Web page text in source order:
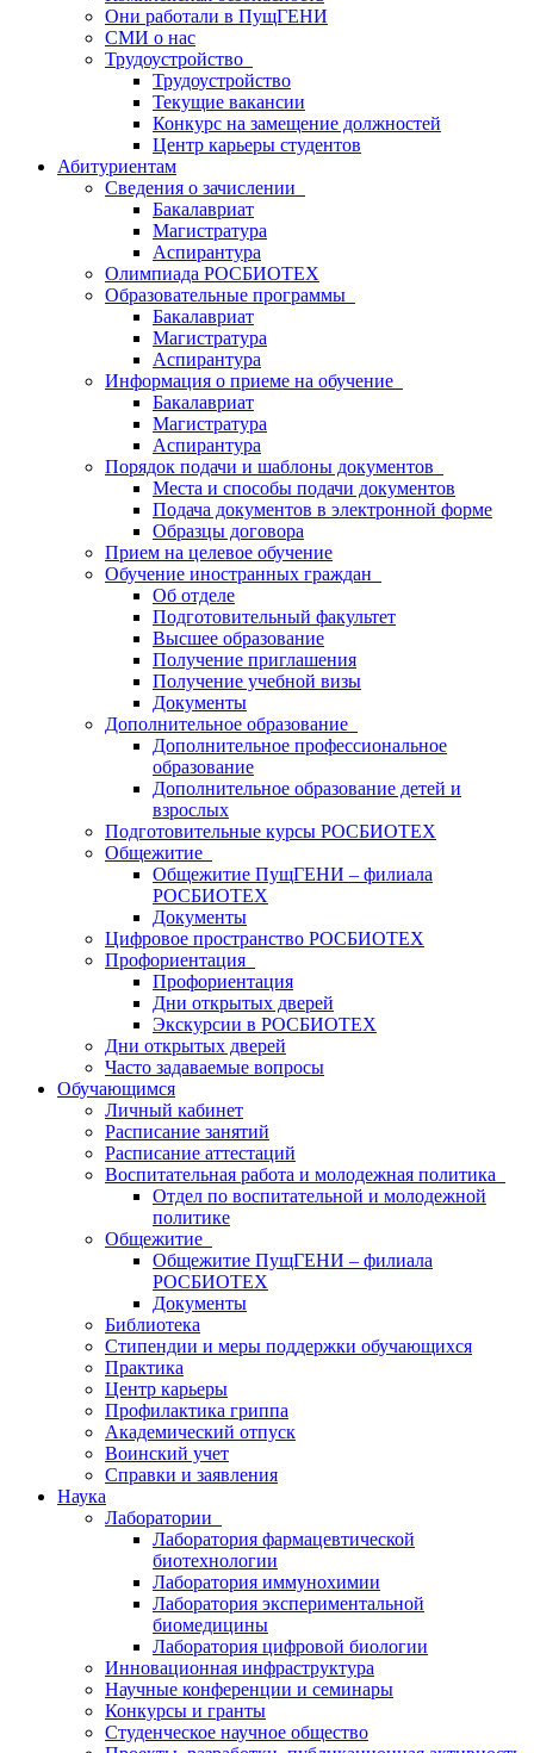
Они работали в ПущГЕНИ
СМИ о нас
Трудоустройство
Трудоустройство
Текущие вакансии
Конкурс на замещение должностей
Центр карьеры студентов
Абитуриентам
Сведения о зачислении
Бакалавриат
Магистратура
Аспирантура
Олимпиада РОСБИОТЕХ
Образовательные программы
Бакалавриат
Магистратура
Аспирантура
Информация о приеме на обучение
Бакалавриат
Магистратура
Аспирантура
Порядок подачи и шаблоны документов
Места и способы подачи документов
Подача документов в электронной форме
Образцы договора
Прием на целевое обучение
Обучение иностранных граждан
Об отделе
Подготовительный факультет
Высшее образование
Получение приглашения
Получение учебной визы
Документы
Дополнительное образование
Дополнительное профессиональное
образование
Дополнительное образование детей и
взрослых
Подготовительные курсы РОСБИОТЕХ
Общежитие
Общежитие ПущГЕНИ – филиала
РОСБИОТЕХ
Документы
Цифровое пространство РОСБИОТЕХ
Профориентация
Профориентация
Дни открытых дверей
Экскурсии в РОСБИОТЕХ
Дни открытых дверей
Часто задаваемые вопросы
Обучающимся
Личный кабинет
Расписание занятий
Расписание аттестаций
Воспитательная работа и молодежная политика
Отдел по воспитательной и молодежной
политике
Общежитие
Общежитие ПущГЕНИ – филиала
РОСБИОТЕХ
Документы
Библиотека
Стипендии и меры поддержки обучающихся
Практика
Центр карьеры
Профилактика гриппа
Академический отпуск
Воинский учет
Справки и заявления
Наука
Лаборатории
Лаборатория фармацевтической
биотехнологии
Лаборатория иммунохимии
Лаборатория экспериментальной
биомедицины
Лаборатория цифровой биологии
Инновационная инфраструктура
Научные конференции и семинары
Конкурсы и гранты
Студенческое научное общество